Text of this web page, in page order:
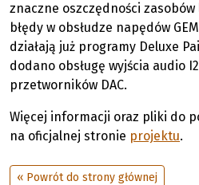
znaczne oszczędności zasobów
błędy w obsłudze napędów
działają już programy Deluxe
dodano obsługę wyjścia audio
przetworników DAC.
Więcej informacji oraz pliki do
na oficjalnej stronie projektu.
« Powrót do strony głównej